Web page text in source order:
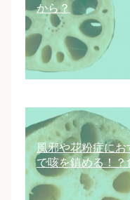
から？
風邪や花粉症に
で咳を鎮める！